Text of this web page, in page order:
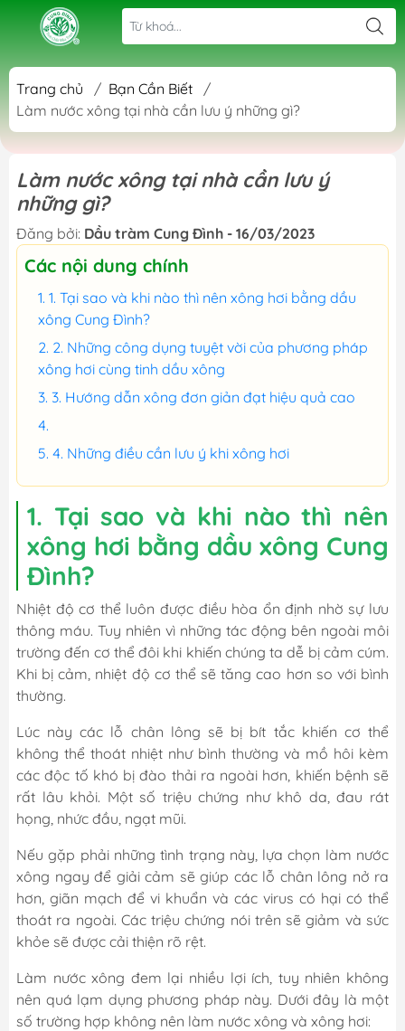
Trang chủ / Bạn Cần Biết
/
Làm nước xông tại nhà cần lưu ý những gì?
Làm nước xông tại nhà cần lưu ý
những gì?
Đăng bởi: Dầu tràm Cung Đình - 16/03/2023
Các nội dung chính
1. Tại sao và khi nào thì nên xông hơi bằng dầu
xông Cung Đình?
2. Những công dụng tuyệt vời của phương pháp
xông hơi cùng tinh dầu xông
3. Hướng dẫn xông đơn giản đạt hiệu quả cao
4. Những điều cần lưu ý khi xông hơi
1. Tại sao và khi nào thì nên
xông hơi bằng dầu xông Cung
Đình?
Nhiệt độ cơ thể luôn được điều hòa ổn định nhờ sự lưu
thông máu. Tuy nhiên vì những tác động bên ngoài môi
trường đến cơ thể đôi khi khiến chúng ta dễ bị cảm cúm.
Khi bị cảm, nhiệt độ cơ thể sẽ tăng cao hơn so với bình
thường.
Lúc này các lỗ chân lông sẽ bị bít tắc khiến cơ thể
không thể thoát nhiệt như bình thường và mồ hôi kèm
các độc tố khó bị đào thải ra ngoài hơn, khiến bệnh sẽ
rất lâu khỏi. Một số triệu chứng như khô da, đau rát
họng, nhức đầu, ngạt mũi.
Nếu gặp phải những tình trạng này, lựa chọn làm nước
xông ngay để giải cảm sẽ giúp các lỗ chân lông nở ra
hơn, giãn mạch để vi khuẩn và các virus có hại có thể
thoát ra ngoài. Các triệu chứng nói trên sẽ giảm và sức
khỏe sẽ được cải thiện rõ rệt.
Làm nước xông đem lại nhiều lợi ích, tuy nhiên không
nên quá lạm dụng phương pháp này. Dưới đây là một
số trường hợp không nên làm nước xông và xông hơi: